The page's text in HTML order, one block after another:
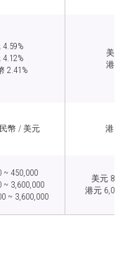
2.41%
美元
港元
幣 / 美元 港元
~ 450,000
~ 3,600,000
~ 3,600,000
美元 800
港元 6,000